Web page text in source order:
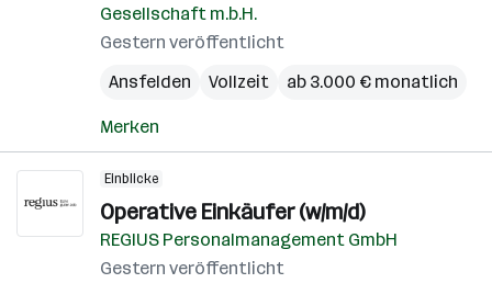
Gesellschaft m.b.H.
Gestern veröffentlicht
Ansfelden
Vollzeit ab 3.000 € monatlich
Merken
Einblicke
Operative Einkäufer (w/m/d)
REGIUS Personalmanagement GmbH
Gestern veröffentlicht